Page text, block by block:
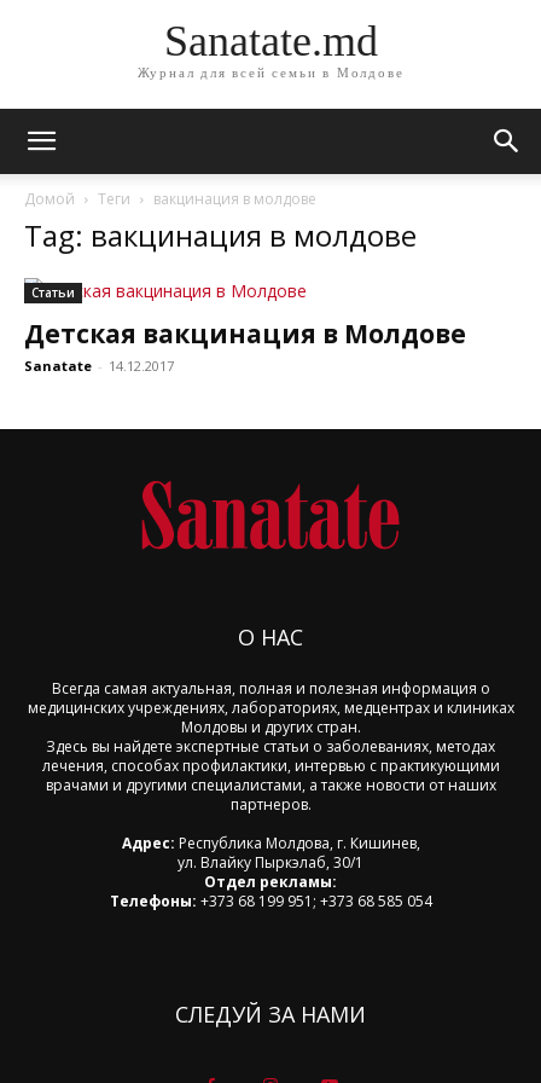
Sanatate.md
Журнал для всей семьи в Молдове
Домой Теги вакцинация в молдове
Tag: вакцинация в молдове
Статьи
Детская вакцинация в Молдове
Sanatate - 14.12.2017
О НАС
Всегда самая актуальная, полная и полезная информация о
медицинских учреждениях, лабораториях, медцентрах и клиниках
Молдовы и других стран.
Здесь вы найдете экспертные статьи о заболеваниях, методах
лечения, способах профилактики, интервью с практикующими
врачами и другими специалистами, а также новости от наших
партнеров.
Адрес: Республика Молдова, г. Кишинев,
ул. Влайку Пыркэлаб, 30/1
Отдел рекламы:
Телефоны: +373 68 199 951; +373 68 585 054
СЛЕДУЙ ЗА НАМИ